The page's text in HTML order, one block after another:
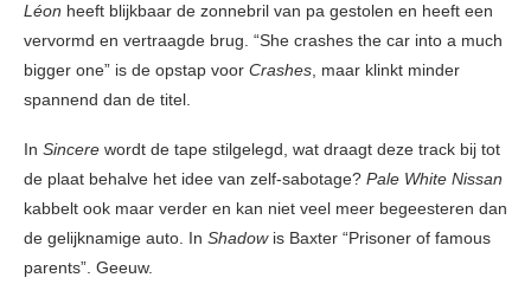
Léon heeft blijkbaar de zonnebril van pa gestolen en heeft een
vervormd en vertraagde brug. “She crashes the car into a much
bigger one” is de opstap voor Crashes, maar klinkt minder
spannend dan de titel.
In Sincere wordt de tape stilgelegd, wat draagt deze track bij tot
de plaat behalve het idee van zelf-sabotage? Pale White Nissan
kabbelt ook maar verder en kan niet veel meer begeesteren dan
de gelijknamige auto. In Shadow is Baxter “Prisoner of famous
parents”. Geeuw.